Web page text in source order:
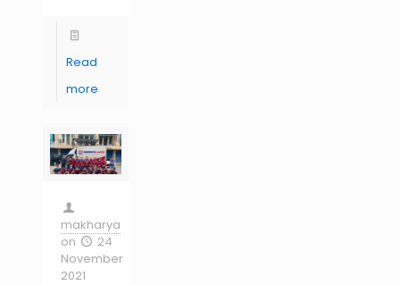
Read
more
makharya
on
24
November
2021